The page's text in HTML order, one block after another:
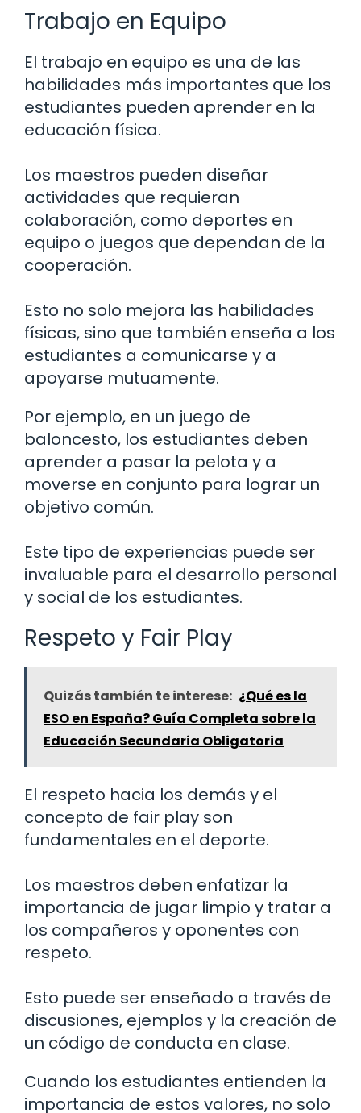
Trabajo en Equipo
El trabajo en equipo es una de las
habilidades más importantes que los
estudiantes pueden aprender en la
educación física.
Los maestros pueden diseñar
actividades que requieran
colaboración, como deportes en
equipo o juegos que dependan de la
cooperación.
Esto no solo mejora las habilidades
físicas, sino que también enseña a los
estudiantes a comunicarse y a
apoyarse mutuamente.
Por ejemplo, en un juego de
baloncesto, los estudiantes deben
aprender a pasar la pelota y a
moverse en conjunto para lograr un
objetivo común.
Este tipo de experiencias puede ser
invaluable para el desarrollo personal
y social de los estudiantes.
Respeto y Fair Play
Quizás también te interese: ¿Qué es la
ESO en España? Guía Completa sobre la
Educación Secundaria Obligatoria
El respeto hacia los demás y el
concepto de fair play son
fundamentales en el deporte.
Los maestros deben enfatizar la
importancia de jugar limpio y tratar a
los compañeros y oponentes con
respeto.
Esto puede ser enseñado a través de
discusiones, ejemplos y la creación de
un código de conducta en clase.
Cuando los estudiantes entienden la
importancia de estos valores, no solo